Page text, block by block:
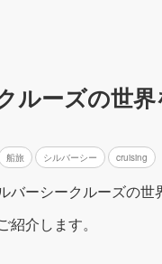
ルーズの世
船旅 シルバーシー cruising
バーシークルーズの
紹介します。